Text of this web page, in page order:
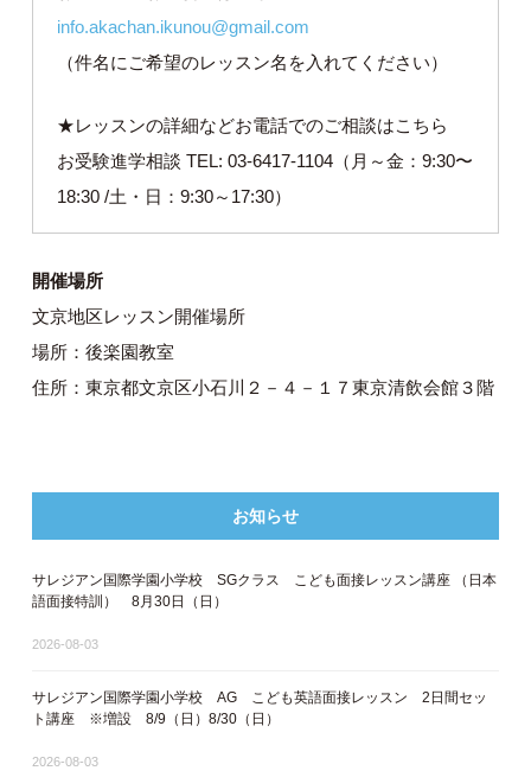
info.akachan.ikunou@gmail.com
（件名にご希望のレッスン名を入れてください）
★レッスンの詳細などお電話でのご相談はこちら
お受験進学相談 TEL: 03-6417-1104（月～金：9:30〜
18:30 /土・日：9:30～17:30）
開催場所
文京地区レッスン開催場所
場所：後楽園教室
住所：東京都文京区小石川２－４－１７東京清飲会館３階
お知らせ
サレジアン国際学園小学校 SGクラス こども面接レッスン講座 ​（日本
語面接特訓​） 8月30日（日）
2026-08-03
サレジアン国際学園小学校 AG こども英語面接レッスン 2日間セッ
ト講座 ※増設 8/9（日）8/30（日）
2026-08-03